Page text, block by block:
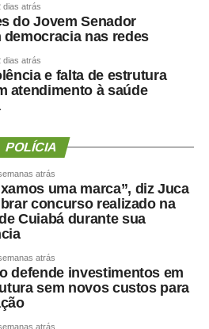
LinkedIn
Share
dias atrás
do Jovem Senador
democracia nas redes
dias atrás
e falta de estrutura
atendimento à saúde
POLÍCIA
atrás
uma marca”, diz Juca
concurso realizado na
Cuiabá durante sua
atrás
defende investimentos em
sem novos custos para
atrás